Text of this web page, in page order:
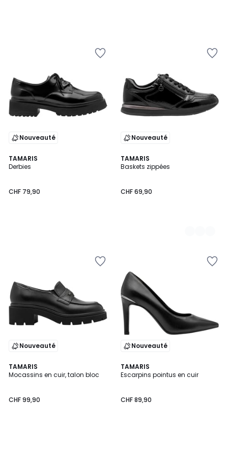
Nouveauté
TAMARIS
Derbies
CHF 79,90
Nouveauté
TAMARIS
Baskets zippées
CHF 69,90
4
Couleurs
Nouveauté
TAMARIS
Mocassins en cuir, talon bloc
CHF 99,90
Nouveauté
TAMARIS
Escarpins pointus en cuir
CHF 89,90